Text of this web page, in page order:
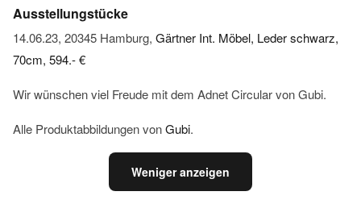
Ausstellungstücke
14.06.23, 20345 Hamburg, Gärtner Int. Möbel, Leder schwarz,
70cm, 594.- €
Wir wünschen viel Freude mit dem Adnet Circular von Gubi.
Alle Produktabbildungen vonGubi.
Weniger anzeigen